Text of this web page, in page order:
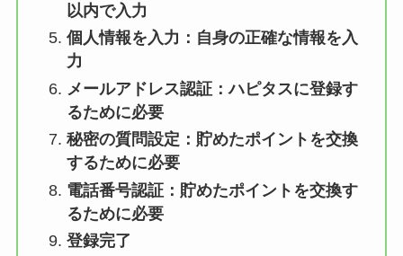
以内で入力
個人情報を入力：自身の正確な情報を入
力
メールアドレス認証：ハピタスに登録す
るために必要
秘密の質問設定：貯めたポイントを交換
するために必要
電話番号認証：貯めたポイントを交換す
るために必要
登録完了